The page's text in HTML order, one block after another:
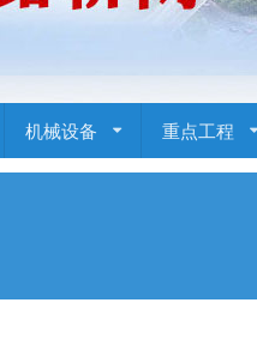
机械设备 重点工程